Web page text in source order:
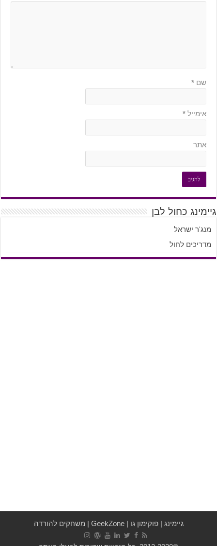
שם *
אימייל *
אתר
גיימינג כחול לבן
מנג'ר ישראל
מדריכים לחול
גיימינג| פוקימון גו|
GeekZone
| משחקים להורדה